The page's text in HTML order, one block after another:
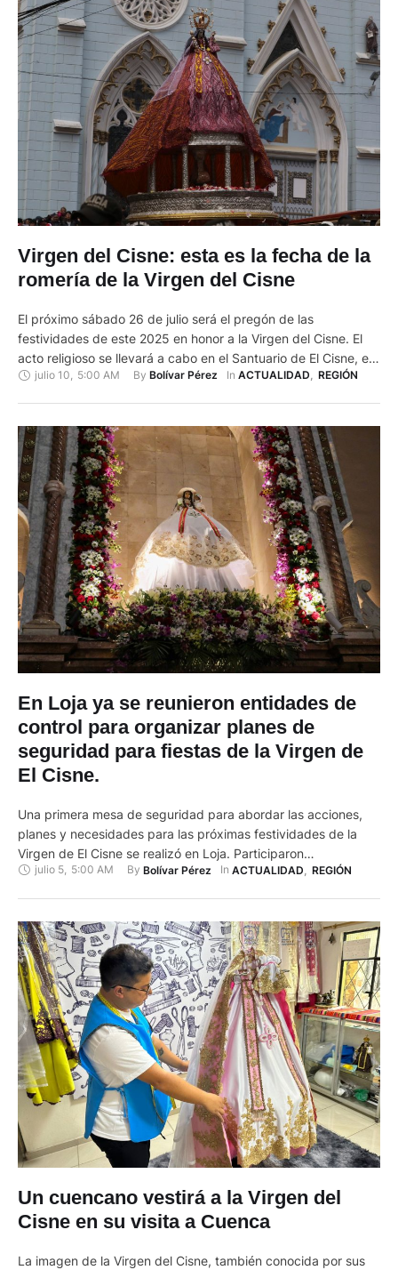
Virgen del Cisne: esta es la fecha de la
romería de la Virgen del Cisne
El próximo sábado 26 de julio será el pregón de las
festividades de este 2025 en honor a la Virgen del Cisne. El
acto religioso se llevará a cabo en el Santuario de El Cisne, en
Loja. El padre Sócrates Chinchay, rector del santuario,
julio 10 5:00 AM By Bolívar Pérez In ACTUALIDAD, REGIÓN
En Loja ya se reunieron entidades de
control para organizar planes de
seguridad para fiestas de la Virgen de
El Cisne.
Una primera mesa de seguridad para abordar las acciones,
planes y necesidades para las próximas festividades de la
Virgen de El Cisne se realizó en Loja. Participaron
representantes del Municipio y de otras instancias
la seguridad de todos …
julio 5, 5:00 AM By Bolívar Pérez In ACTUALIDAD REGIÓN
Un cuencano vestirá a la Virgen del
Cisne en su visita a Cuenca
La imagen de la Virgen del Cisne, también conocida por sus